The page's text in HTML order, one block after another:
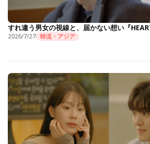
すれ違う男女の視線と、届かない想い『
2026/7/27 韓流・アジア